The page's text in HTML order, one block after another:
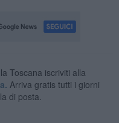
Toscana iscriviti alla
Arriva gratis tutti i giorni
di posta.